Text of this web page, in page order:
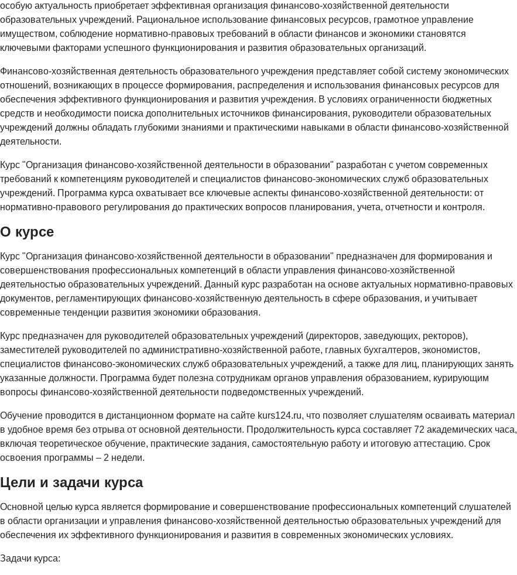
особую актуальность приобретает эффективная организация финансово-хозяйственной деятельности
образовательных учреждений. Рациональное использование финансовых ресурсов, грамотное управление
имуществом, соблюдение нормативно-правовых требований в области финансов и экономики становятся
ключевыми факторами успешного функционирования и развития образовательных организаций.
Финансово-хозяйственная деятельность образовательного учреждения представляет собой систему экономических
отношений, возникающих в процессе формирования, распределения и использования финансовых ресурсов для
обеспечения эффективного функционирования и развития учреждения. В условиях ограниченности бюджетных
средств и необходимости поиска дополнительных источников финансирования, руководители образовательных
учреждений должны обладать глубокими знаниями и практическими навыками в области финансово-хозяйственной
деятельности.
Курс "Организация финансово-хозяйственной деятельности в образовании" разработан с учетом современных
требований к компетенциям руководителей и специалистов финансово-экономических служб образовательных
учреждений. Программа курса охватывает все ключевые аспекты финансово-хозяйственной деятельности: от
нормативно-правового регулирования до практических вопросов планирования, учета, отчетности и контроля.
О курсе
Курс "Организация финансово-хозяйственной деятельности в образовании" предназначен для формирования и
совершенствования профессиональных компетенций в области управления финансово-хозяйственной
деятельностью образовательных учреждений. Данный курс разработан на основе актуальных нормативно-правовых
документов, регламентирующих финансово-хозяйственную деятельность в сфере образования, и учитывает
современные тенденции развития экономики образования.
Курс предназначен для руководителей образовательных учреждений (директоров, заведующих, ректоров),
заместителей руководителей по административно-хозяйственной работе, главных бухгалтеров, экономистов,
специалистов финансово-экономических служб образовательных учреждений, а также для лиц, планирующих занять
указанные должности. Программа будет полезна сотрудникам органов управления образованием, курирующим
вопросы финансово-хозяйственной деятельности подведомственных учреждений.
Обучение проводится в дистанционном формате на сайте kurs124.ru, что позволяет слушателям осваивать материал
в удобное время без отрыва от основной деятельности. Продолжительность курса составляет 72 академических часа,
включая теоретическое обучение, практические задания, самостоятельную работу и итоговую аттестацию. Срок
освоения программы – 2 недели.
Цели и задачи курса
Основной целью курса является формирование и совершенствование профессиональных компетенций слушателей
в области организации и управления финансово-хозяйственной деятельностью образовательных учреждений для
обеспечения их эффективного функционирования и развития в современных экономических условиях.
Задачи курса: